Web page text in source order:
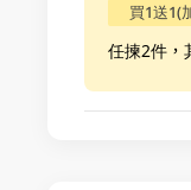
買1送1(
任揀2件，